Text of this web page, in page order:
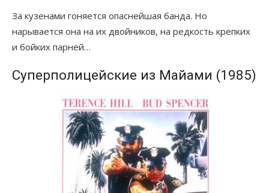
За кузенами гоняется опаснейшая банда. Но
нарывается она на их двойников, на редкость крепких
и бойких парней…
Суперполицейские из Майами (1985)